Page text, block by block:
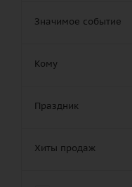
Значимое событие
Кому
Праздник
Хиты продаж